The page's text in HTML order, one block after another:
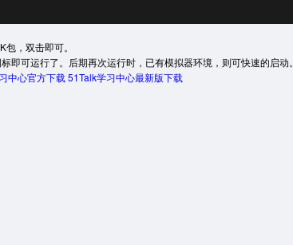
，双击即可。
即可运行了。
后期再次运行时，已有模拟器环境，则可快速的启动。
中心官方下载51Talk学习中心最新版下载